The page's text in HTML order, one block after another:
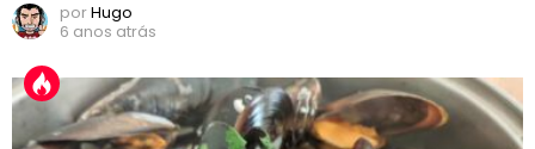
porHugo
6 anos atrás